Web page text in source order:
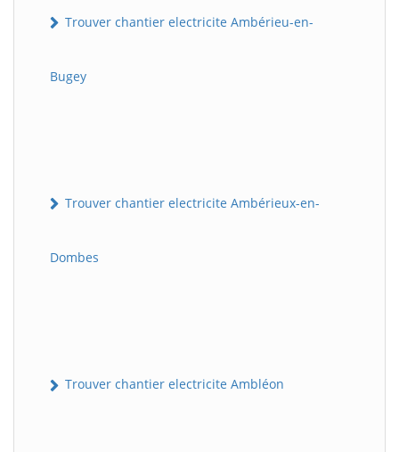
Trouver chantier electricite Ambérieu-en-
Bugey
Trouver chantier electricite Ambérieux-en-
Dombes
Trouver chantier electricite Ambléon